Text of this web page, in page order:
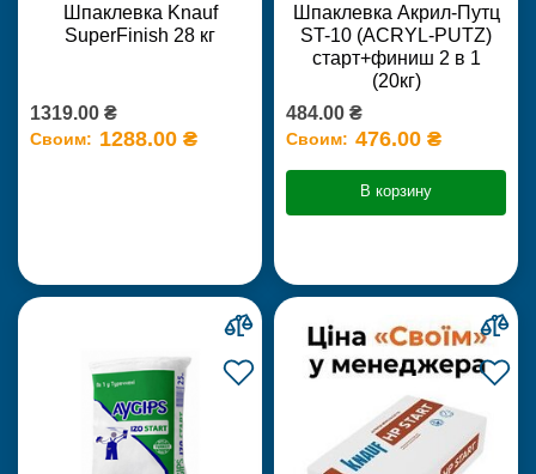
Шпаклевка Knauf
SuperFinish 28 кг
1319.00 ₴
Своим: 1288.00 ₴
Шпаклевка Акрил-Путц
ST-10 (ACRYL-PUTZ)
старт+финиш 2 в 1
(20кг)
484.00 ₴
Своим: 476.00 ₴
В корзину